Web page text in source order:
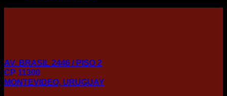
AV. BRASIL 2446 / PISO 2
CP 11300
MONTEVIDEO, URUGUAY